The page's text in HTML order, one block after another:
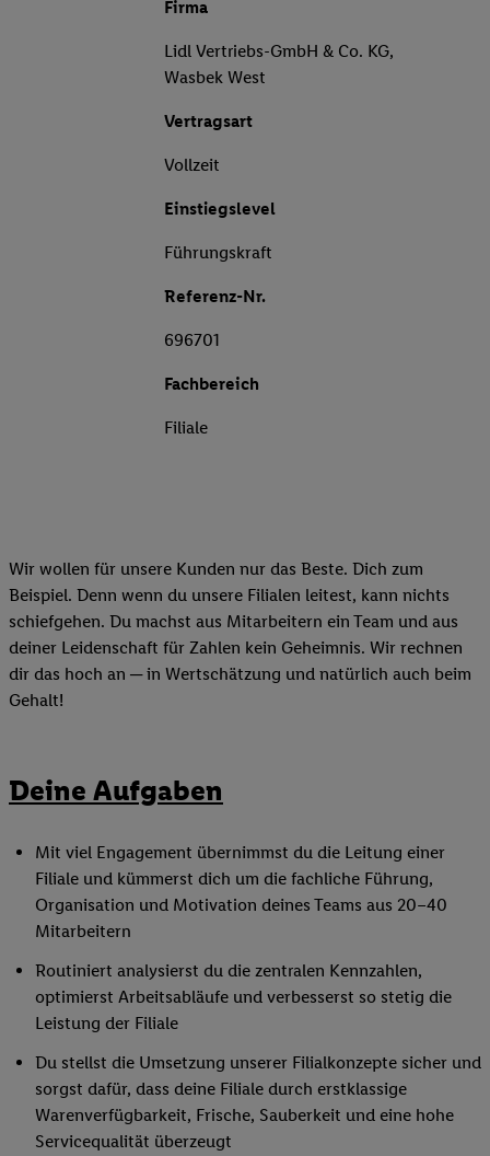
Firma
Lidl Vertriebs-GmbH & Co. KG,
Wasbek West
Vertragsart
Vollzeit
Einstiegslevel
Führungskraft
Referenz-Nr.
696701
Fachbereich
Filiale
Wir wollen für unsere Kunden nur das Beste. Dich zum
Beispiel. Denn wenn du unsere Filialen leitest, kann nichts
schiefgehen. Du machst aus Mitarbeitern ein Team und aus
deiner Leidenschaft für Zahlen kein Geheimnis. Wir rechnen
dir das hoch an ─ in Wertschätzung und natürlich auch beim
Gehalt!
Deine Aufgaben
Mit viel Engagement übernimmst du die Leitung einer
Filiale und kümmerst dich um die fachliche Führung,
Organisation und Motivation deines Teams aus 20–40
Mitarbeitern
Routiniert analysierst du die zentralen Kennzahlen,
optimierst Arbeitsabläufe und verbesserst so stetig die
Leistung der Filiale
Du stellst die Umsetzung unserer Filialkonzepte sicher und
sorgst dafür, dass deine Filiale durch erstklassige
Warenverfügbarkeit, Frische, Sauberkeit und eine hohe
Servicequalität überzeugt